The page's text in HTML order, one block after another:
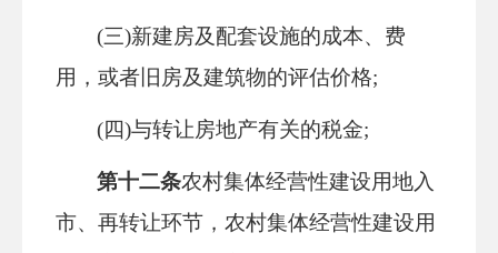
(三)新建房及配套设施的成本、费
用，或者旧房及建筑物的评估价格;
(四)与转让房地产有关的税金;
第十二条农村集体经营性建设用地入
市、再转让环节，农村集体经营性建设用